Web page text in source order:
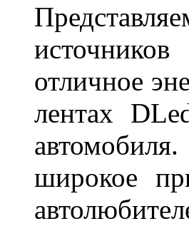
отличное
лентах
широкое